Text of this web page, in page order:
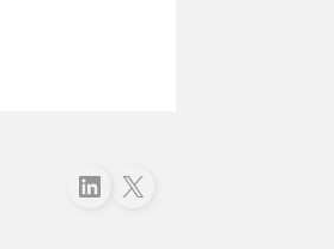
Folgen Sie uns auf LinkedInFolgen Sie uns auf X (Twitter)